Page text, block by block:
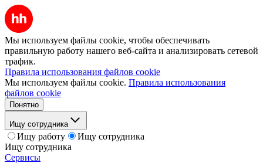
Мы используем файлы cookie, чтобы обеспечивать
правильную работу нашего веб-сайта и анализировать сетевой
трафик.
Правила использования файлов cookie
Мы используем файлы cookie. Правила использования
файлов cookie
Понятно
Ищу сотрудника
Ищу работу
Ищу сотрудника
Ищу сотрудника
Сервисы